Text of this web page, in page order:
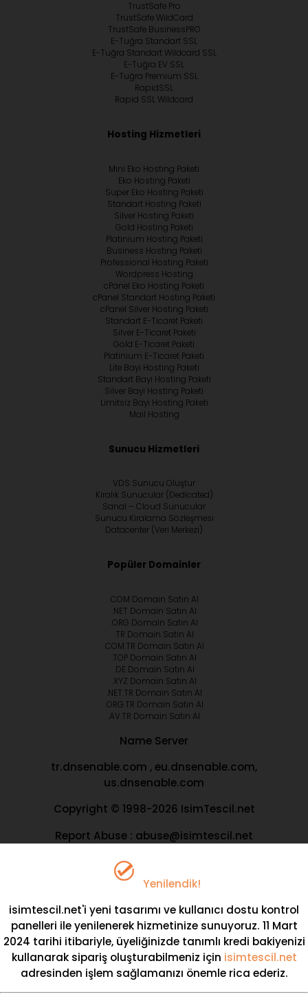
TrustSafe Pro
TrustSafe WildCard
TrustSafe BusinessPRO
E-Tuğra Standart SSL
E-Tuğra Standart Wildcard SSL
E-Tuğra EV SSL
E-Tuğra Premium SSL
RapidSSL
Rapid SSL Wildcard
Hosting Hizmetleri
Mini Eko Hosting Paketi
Eko Hosting Paketi
Super Eko Hosting Paketi
Standart Hosting Paketi
Silver Hosting Paketi
Gold Hosting Paketi
Platinium Hosting Paketi
Business Hosting Paketi
Professional Hosting Paketi
Wordpress Hosting
cPanel Eko Hosting Paketi
cPanel Standart Hosting Paketi
cPanel Silver Hosting Paketi
Standart E-Ticaret Paketi
Silver E-Ticaret Paketi
Gold E-Ticaret Paketi
Platinium E-Ticaret Paketi
Lite Bayi Hosting Paketi
Standart Bayi Hosting Paketi
Silver Bayi Hosting Paketi
Limitsiz Bayi Hosting Paketi
Mail Hosting
Sunucu Hizmetleri
VDS Sunucu Oluştur
Kiralık Sunucular (Dedicated)
Sanal – Cloud Sunucular
Sunucu Kiralama Sözleşmesi
Datacenter (Veri Merkezi)
Popüler Domainler
.COM Domain Satın Al
.NET Domain Satın Al
.ORG Domain Satın Al
.TR Domain Satın Al
.COM.TR Domain Satın Al
.TOP Domain Satın Al
.DE Domain Satın Al
.XYZ Domain Satın Al
.NET.TR Domain Satın Al
.ORG.TR Domain Satın Al
.AV.TR Domain Satın Al
Name Server
tr.dnsenable.com , eu.dnsenable.com,
us.dnsenable.com
Copyright © 1998-2026 IsimTescil.net
Report Abuse : abuse@isimtescil.net
Yenilendik!
isimtescil.net'i yeni tasarımı ve kullanıcı dostu kontrol
panelleri ile yenilenerek hizmetinize sunuyoruz. 11 Mart
2024 tarihi itibariyle, üyeliğinizde tanımlı kredi bakiyenizi
kullanarak sipariş oluşturabilmeniz için isimtescil.net
adresinden işlem sağlamanızı önemle rica ederiz.